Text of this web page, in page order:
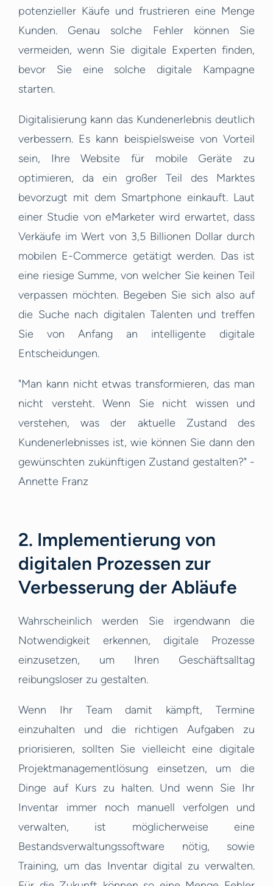
potenzieller Käufe und frustrieren eine Menge
Kunden. Genau solche Fehler können Sie
vermeiden, wenn Sie digitale Experten finden,
bevor Sie eine solche digitale Kampagne
starten.
Digitalisierung kann das Kundenerlebnis deutlich
verbessern. Es kann beispielsweise von Vorteil
sein, Ihre Website für mobile Geräte zu
optimieren, da ein großer Teil des Marktes
bevorzugt mit dem Smartphone einkauft. Laut
einer Studie von eMarketer wird erwartet, dass
Verkäufe im Wert von 3,5 Billionen Dollar durch
mobilen E-Commerce getätigt werden. Das ist
eine riesige Summe, von welcher Sie keinen Teil
verpassen möchten. Begeben Sie sich also auf
die Suche nach digitalen Talenten und treffen
Sie von Anfang an intelligente digitale
Entscheidungen.
"Man kann nicht etwas transformieren, das man
nicht versteht. Wenn Sie nicht wissen und
verstehen, was der aktuelle Zustand des
Kundenerlebnisses ist, wie können Sie dann den
gewünschten zukünftigen Zustand gestalten?" -
Annette Franz
2. Implementierung von
digitalen Prozessen zur
Verbesserung der Abläufe
Wahrscheinlich werden Sie irgendwann die
Notwendigkeit erkennen, digitale Prozesse
einzusetzen, um Ihren Geschäftsalltag
reibungsloser zu gestalten.
Wenn Ihr Team damit kämpft, Termine
einzuhalten und die richtigen Aufgaben zu
priorisieren, sollten Sie vielleicht eine digitale
Projektmanagementlösung einsetzen, um die
Dinge auf Kurs zu halten. Und wenn Sie Ihr
Inventar immer noch manuell verfolgen und
verwalten, ist möglicherweise eine
Bestandsverwaltungssoftware nötig, sowie
Training, um das Inventar digital zu verwalten.